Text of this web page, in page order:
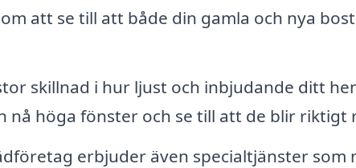
att se till att både din gamla och nya
skillnad i hur ljust och inbjudande ditt
nå höga fönster och se till att de blir riktigt
erbjuder även specialtjänster som